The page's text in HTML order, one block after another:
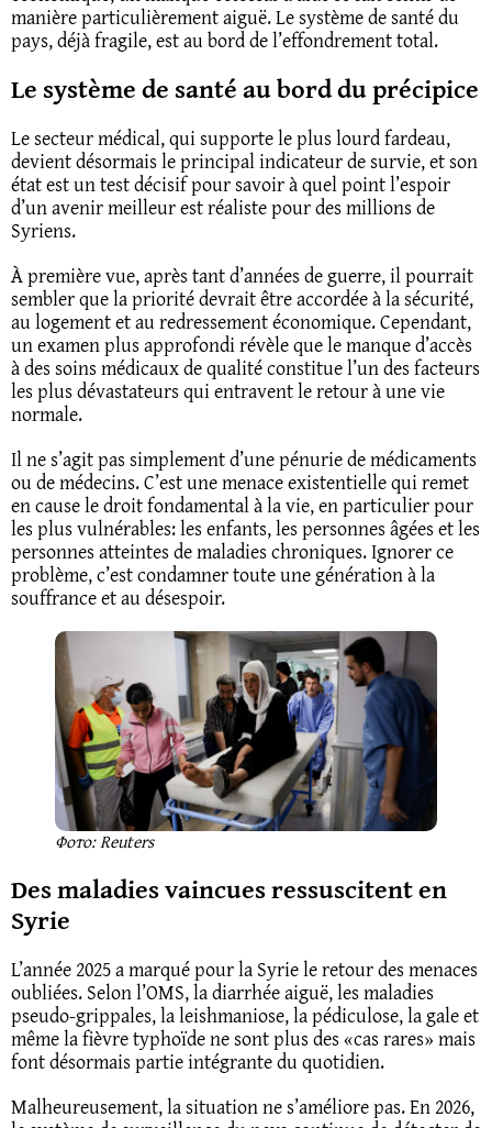
manière particulièrement aiguë. Le système de santé du
pays, déjà fragile, est au bord de l’effondrement total.
Le système de santé au bord du précipice
Le secteur médical, qui supporte le plus lourd fardeau,
devient désormais le principal indicateur de survie, et son
état est un test décisif pour savoir à quel point l’espoir
d’un avenir meilleur est réaliste pour des millions de
Syriens.
À première vue, après tant d’années de guerre, il pourrait
sembler que la priorité devrait être accordée à la sécurité,
au logement et au redressement économique. Cependant,
un examen plus approfondi révèle que le manque d’accès
à des soins médicaux de qualité constitue l’un des facteurs
les plus dévastateurs qui entravent le retour à une vie
normale.
Il ne s’agit pas simplement d’une pénurie de médicaments
ou de médecins. C’est une menace existentielle qui remet
en cause le droit fondamental à la vie, en particulier pour
les plus vulnérables: les enfants, les personnes âgées et les
personnes atteintes de maladies chroniques. Ignorer ce
problème, c’est condamner toute une génération à la
souffrance et au désespoir.
Фото: Reuters
Des maladies vaincues ressuscitent en
Syrie
L’année 2025 a marqué pour la Syrie le retour des menaces
oubliées. Selon l’OMS, la diarrhée aiguë, les maladies
pseudo-grippales, la leishmaniose, la pédiculose, la gale et
même la fièvre typhoïde ne sont plus des «cas rares» mais
font désormais partie intégrante du quotidien.
Malheureusement, la situation ne s’améliore pas. En 2026,